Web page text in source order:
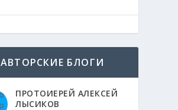
АВТОРСКИЕ БЛОГИ
ПРОТОИЕРЕЙ АЛЕКСЕЙ
ЛЫСИКОВ